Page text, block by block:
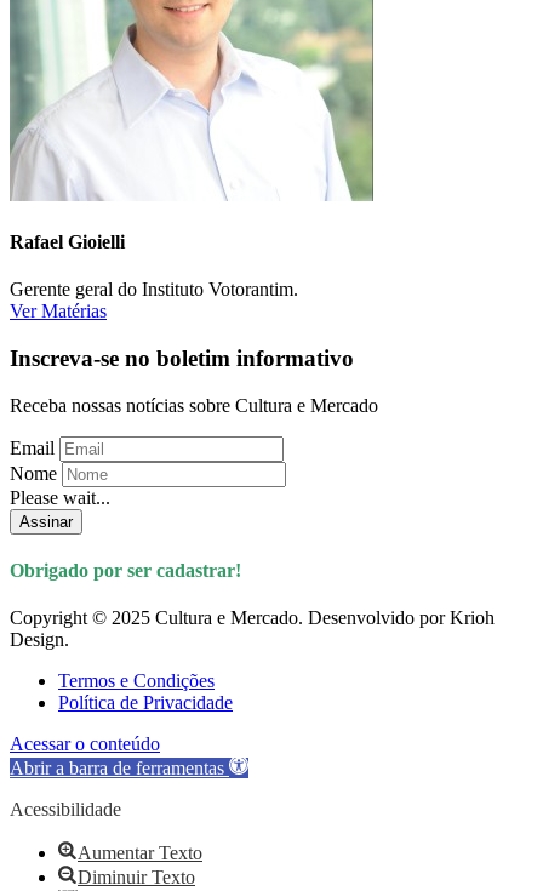
Rafael Gioielli
Gerente geral do Instituto Votorantim.
Ver Matérias
Inscreva-se no boletim informativo
Receba nossas notícias sobre Cultura e Mercado
Email
Nome
Please wait...
Assinar
Obrigado por ser cadastrar!
Copyright © 2025 Cultura e Mercado. Desenvolvido por Krioh
Design.
Termos e Condições
Política de Privacidade
Acessar o conteúdo
Abrir a barra de ferramentas
Acessibilidade
Aumentar Texto
Diminuir Texto